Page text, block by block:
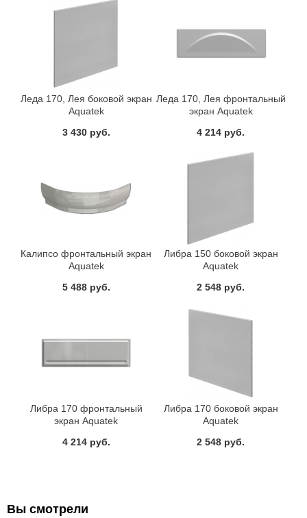
Леда 170, Лея боковой экран
Aquatek
3 430 руб.
Леда 170, Лея фронтальный
экран Aquatek
4 214 руб.
Калипсо фронтальный экран
Aquatek
5 488 руб.
Либра 150 боковой экран
Aquatek
2 548 руб.
Либра 170 фронтальный
экран Aquatek
4 214 руб.
Либра 170 боковой экран
Aquatek
2 548 руб.
Вы смотрели